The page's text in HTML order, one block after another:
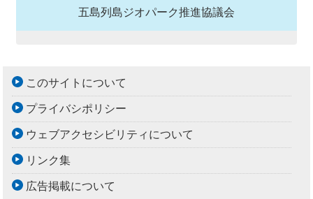
五島列島ジオパーク推進協議会
このサイトについて
プライバシポリシー
ウェブアクセシビリティについて
リンク集
広告掲載について